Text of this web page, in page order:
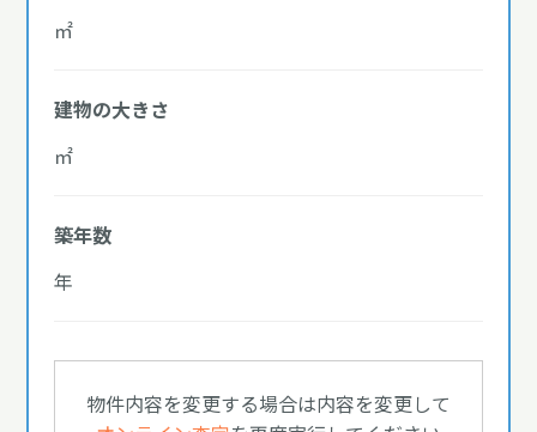
㎡
建物の大きさ
㎡
築年数
年
物件内容を変更する場合は内容を変更して